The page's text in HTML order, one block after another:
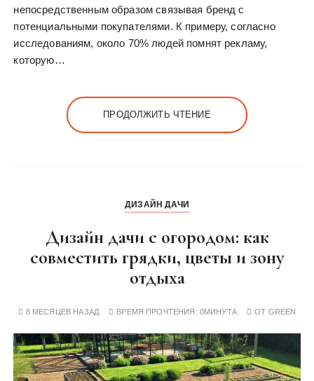
непосредственным образом связывая бренд с
потенциальными покупателями. К примеру, согласно
исследованиям, около 70% людей помнят рекламу,
которую…
ПРОДОЛЖИТЬ ЧТЕНИЕ
ДИЗАЙН ДАЧИ
Дизайн дачи с огородом: как
совместить грядки, цветы и зону
отдыха
8 МЕСЯЦЕВ НАЗАД ВРЕМЯ ПРОЧТЕНИЯ: 0МИНУТА ОТ GREEN